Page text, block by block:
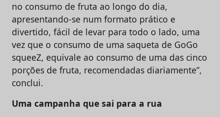
no consumo de fruta ao longo do dia,
apresentando-se num formato prático e
divertido, fácil de levar para todo o lado, uma
vez que o consumo de uma saqueta de GoGo
squeeZ, equivale ao consumo de uma das cinco
porções de fruta, recomendadas diariamente”,
conclui.
Uma campanha que sai para a rua